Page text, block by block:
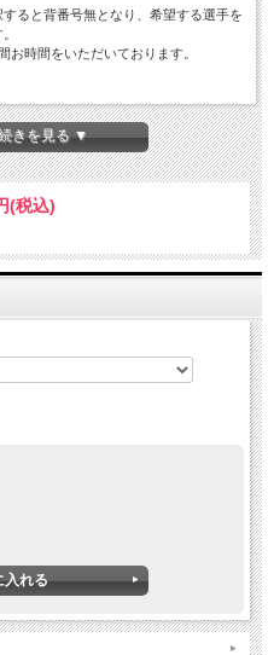
ると背番号無となり、希望する選手を
時間をいただいております。
ステル100%)
きを見る ▼
(税込)